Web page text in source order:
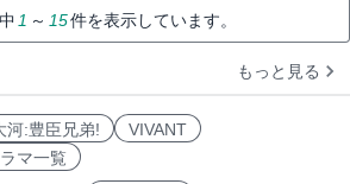
1 ～ 15件を表示しています。
もっと見る
河:豊臣兄弟!
VIVANT
マ一覧